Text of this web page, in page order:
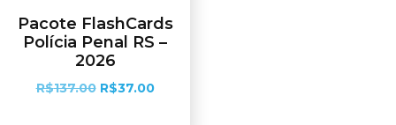
Pacote FlashCards
Polícia Penal RS –
2026
R$137.00 R$37.00